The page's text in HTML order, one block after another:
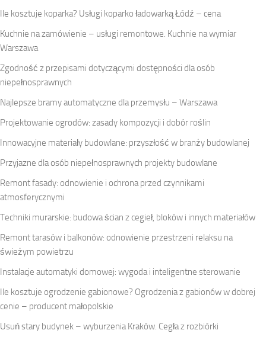
Ile kosztuje koparka? Usługi koparko ładowarką Łódź – cena
Kuchnie na zamówienie – usługi remontowe. Kuchnie na wymiar
Warszawa
Zgodność z przepisami dotyczącymi dostępności dla osób
niepełnosprawnych
Najlepsze bramy automatyczne dla przemysłu – Warszawa
Projektowanie ogrodów: zasady kompozycji i dobór roślin
Innowacyjne materiały budowlane: przyszłość w branży budowlanej
Przyjazne dla osób niepełnosprawnych projekty budowlane
Remont fasady: odnowienie i ochrona przed czynnikami
atmosferycznymi
Techniki murarskie: budowa ścian z cegieł, bloków i innych materiałów
Remont tarasów i balkonów: odnowienie przestrzeni relaksu na
świeżym powietrzu
Instalacje automatyki domowej: wygoda i inteligentne sterowanie
Ile kosztuje ogrodzenie gabionowe? Ogrodzenia z gabionów w dobrej
cenie – producent małopolskie
Usuń stary budynek – wyburzenia Kraków. Cegła z rozbiórki